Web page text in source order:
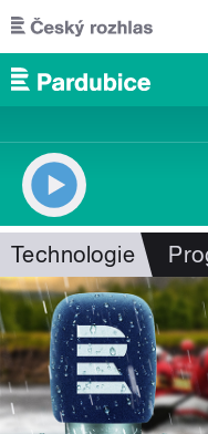
Přejít k hlavnímu obsahu
Technologie